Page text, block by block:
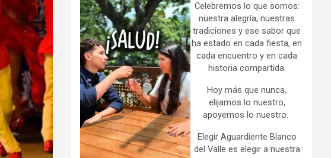
Celebremos lo que somos:
nuestra alegría, nuestras
tradiciones y ese sabor que
ha estado en cada fiesta, en
cada encuentro y en cada
historia compartida.
Hoy más que nunca,
elijamos lo nuestro,
apoyemos lo nuestro.
Elegir Aguardiente Blanco
del Valle es elegir a nuestra